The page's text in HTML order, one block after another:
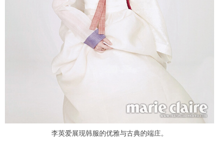
李英爱展现韩服的优雅与古典的端庄。